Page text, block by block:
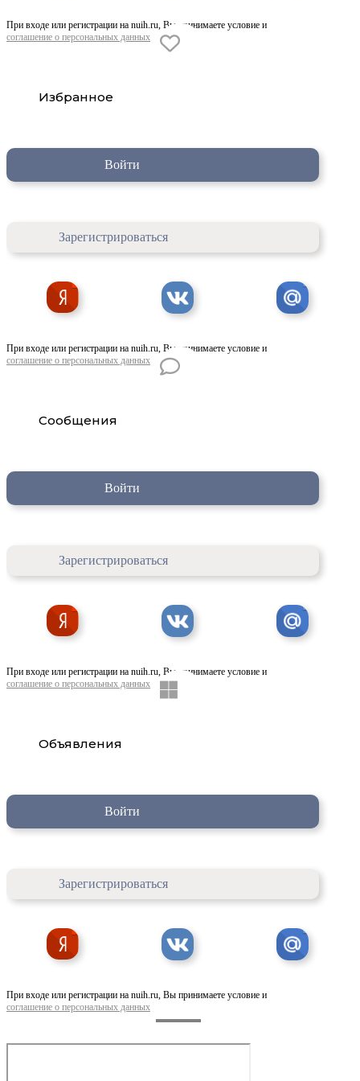
При входе или регистрации на nuih.ru, Вы принимаете условие и
соглашение о персональных данных
Избранное
Войти
Зарегистрироваться
При входе или регистрации на nuih.ru, Вы принимаете условие и
соглашение о персональных данных
Сообщения
Войти
Зарегистрироваться
При входе или регистрации на nuih.ru, Вы принимаете условие и
соглашение о персональных данных
Объявления
Войти
Зарегистрироваться
При входе или регистрации на nuih.ru, Вы принимаете условие и
соглашение о персональных данных